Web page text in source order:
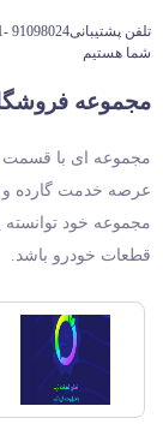
شما هستیم
مجموعه
مجموعه خود توانسته
قطعات خودرو باشد.